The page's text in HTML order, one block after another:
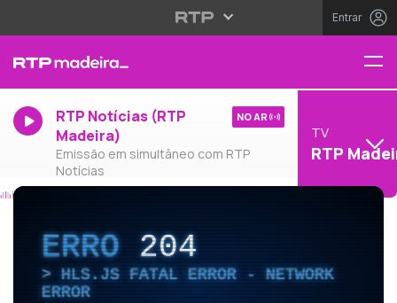
Entrar
RTP Notícias (RTP
Madeira)
Emissão em simultâneo com RTP
Notícias
NO AR
TV
RTP
ERRO204
HLS.JS FATAL ERROR - NETWORK
ERROR